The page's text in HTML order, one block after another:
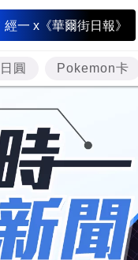
經一 x《華爾街日報》
財
題
日圓 Pokemon卡